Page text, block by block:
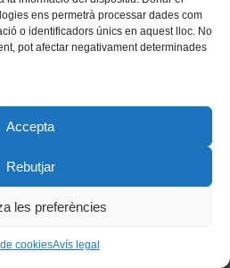
ens permetrà processar dades com
o identificadors únics en aquest lloc. No
pot afectar negativament determinades
Accepta
Rebutjar
les preferències
cookiesAvís legal